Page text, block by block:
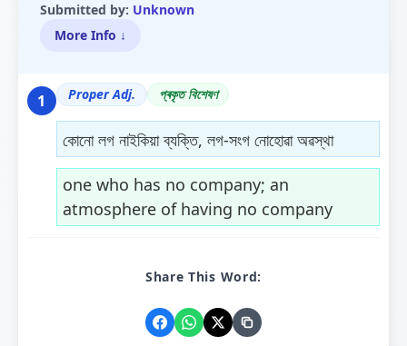
Submitted by: Unknown
More Info ↓
1 Proper Adj. প্ৰকৃত বিশেষণ
কোনো লগ নাইকিয়া ব্যক্তি, লগ-সংগ নোহোৱা অৱস্থা
one who has no company; an
atmosphere of having no company
Share This Word: